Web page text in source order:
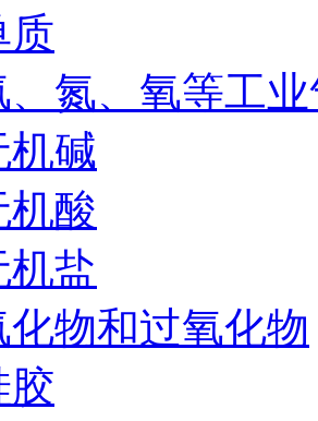
质
、氮、氧等工
机碱
机酸
机盐
化物和过氧化物
胶